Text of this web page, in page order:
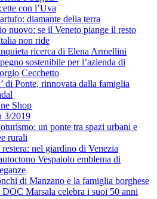
con l’Uva
diamante della terra
nuovo: se il Veneto piange il resto
non ride
ricerca di Elena Armellini
sostenibile per l’azienda di
Cecchetto
di Ponte, rinnovata dalla famiglia
Shop
3/2019
un ponte tra spazi urbani e
rurali
nel giardino di Venezia
Vespaiolo emblema di
di Manzano e la famiglia borghese
DOC Marsala celebra i suoi 50 anni